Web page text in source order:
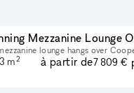
m2 à partir de7 809 €